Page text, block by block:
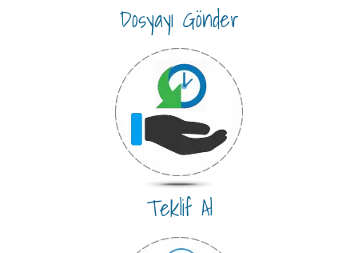
Dosyayı Gönder
Teklif Al